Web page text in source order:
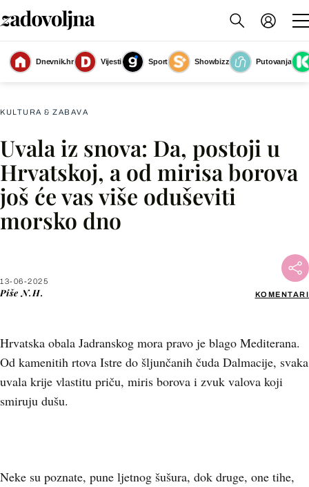
Dnevnik.hr Vijesti Sport Showbizz
Putovanja
Hrvatska skriva prave morske dragulje
(Foto: Zoran Stanko)
KULTURA & ZABAVA
Uvala iz snova: Da, postoji u
Hrvatskoj, a od mirisa borova
još će vas više oduševiti
morsko dno
13-06-2025
Piše N.H. KOMENTARI
Hrvatska obala Jadranskog mora pravo je blago Mediterana.
Od kamenitih rtova Istre do šljunčanih čuda Dalmacije, svaka
uvala krije vlastitu priču, miris borova i zvuk valova koji
smiruju dušu.
Facebook
X
Neke su poznate, pune ljetnog šušura, dok druge, one tihe,